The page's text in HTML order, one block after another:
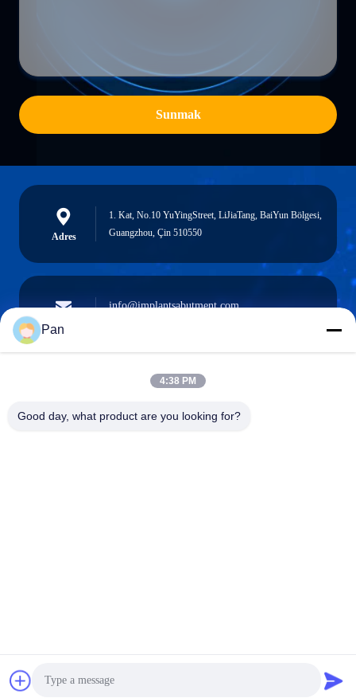
Sunmak
Adres
1. Kat, No.10 YuYingStreet, LiJiaTang, BaiYun Bölgesi,
Guangzhou, Çin 510550
e-posta
info@implantsabutment.com
Telefon
Pan
4:38 PM
Good day, what product are you looking for?